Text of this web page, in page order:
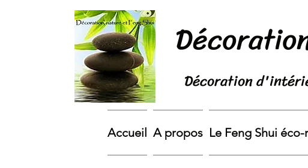
Décoration
Accueil A propos Le Feng Shui